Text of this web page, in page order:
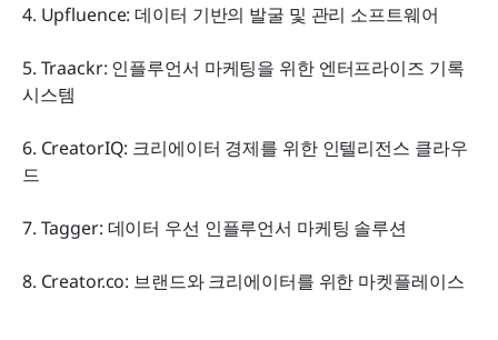
4. Upfluence: 데이터 기반의 발굴 및 관리 소프트웨어
5. Traackr: 인플루언서 마케팅을 위한 엔터프라이즈 기록
시스템
6. CreatorIQ: 크리에이터 경제를 위한 인텔리전스 클라우
드
7. Tagger: 데이터 우선 인플루언서 마케팅 솔루션
8. Creator.co: 브랜드와 크리에이터를 위한 마켓플레이스